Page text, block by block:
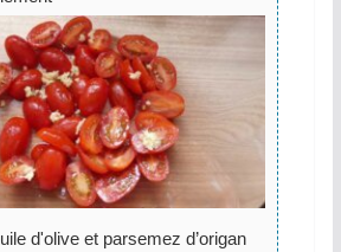
d'olive et parsemez d’origan